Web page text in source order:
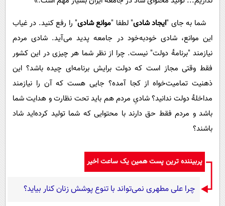
شما به جای "ایجاد شادی" لطفا "موانع شادی" را رفع کنید. در غیاب
این موانع، شادی خودبه‌خود در جامعه پدید می‌آید. شادی مردم
نیازمند "برنامۀ دولت" نیست. چرا از نظر شما هر چیزی در این کشور
فقط وقتی مجاز است که دولت برایش برنامه‌ای چیده باشد؟ این
ذهنیت تمامیت‌خواه از کجا آمده؟ جایی هست که آن را نیازمند
مداخلۀ دولت ندانید؟ شادیِ مردم هم باید تحت نظارت و هدایت شما
باشد و مردم فقط حق دارند با محتوایی که شما تولید کرده‌اید شاد
باشند؟
پربیننده ترین پست همین یک ساعت اخیر
چرا علی مطهری نمی‌تواند با تنوع پوشش زنان کنار بیاید؟